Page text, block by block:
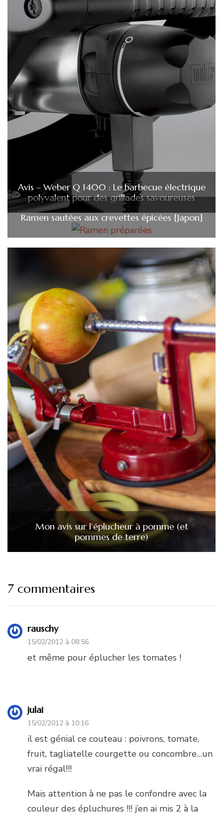
Avis – Weber Q 1400 : Le barbecue électrique
polyvalent pour des grillades savoureuses
Ramen sautées aux crevettes épicées [Japon]
Mon avis sur l’éplucheur à pomme (et
pommes de terre)
7 commentaires
rauschy
15/02/2012 à 08:56
et même pour éplucher les tomates !
julai
15/02/2012 à 10:16
il est génial ce couteau : poivrons, tomate,
fruit, tagliatelle courgette ou concombre…un
vrai régal!!!
Mais attention à ne pas le confondre avec la
couleur des épluchures !!! j’en ai mis 2 à la